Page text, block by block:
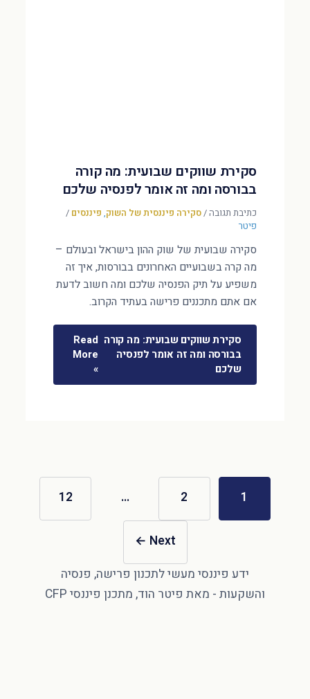
סקירת שווקים שבועית: מה קורה
בבורסה ומה זה אומר לפנסיה שלכם
כתיבת תגובה/סקירה פיננסית של השוק, פיננסים /
פיטר
סקירה שבועית של שוק ההון בישראל ובעולם –
מה קרה בשבועיים האחרונים בבורסות, איך זה
משפיע על תיק הפנסיה שלכם ומה חשוב לדעת
אם אתם מתכננים פרישה בעתיד הקרוב.
סקירת שווקים שבועית: מה קורה
בבורסה ומה זה אומר לפנסיה
שלכם
Read
More
»
1
2
…
12
Next
←